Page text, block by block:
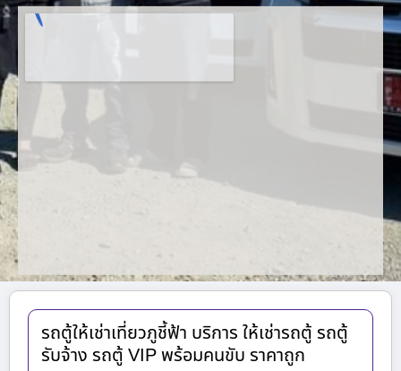
รถตู้ให้เช่าเที่ยวภูชี้ฟ้า บริการ ให้เช่ารถตู้ รถตู้
รับจ้าง รถตู้ VIP พร้อมคนขับ ราคาถูก